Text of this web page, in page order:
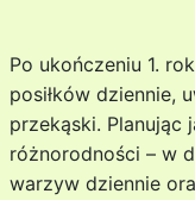
Po ukończeniu 1.
posiłków dziennie,
przekąski. Planując
różnorodności – w
warzyw dziennie